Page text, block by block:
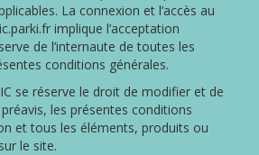
La connexion et l’accès au
implique l’acceptation
de l’internaute de toutes les
conditions générales.
se réserve le droit de modifier et de
les présentes conditions
et tous les éléments, produits ou
le site.